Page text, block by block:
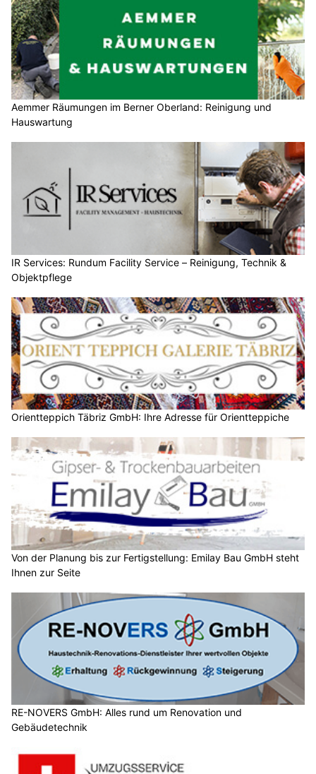
Aemmer Räumungen im Berner Oberland: Reinigung und
Hauswartung
IR Services: Rundum Facility Service – Reinigung, Technik &
Objektpflege
Orientteppich Täbriz GmbH: Ihre Adresse für Orientteppiche
Von der Planung bis zur Fertigstellung: Emilay Bau GmbH steht
Ihnen zur Seite
RE-NOVERS GmbH: Alles rund um Renovation und
Gebäudetechnik